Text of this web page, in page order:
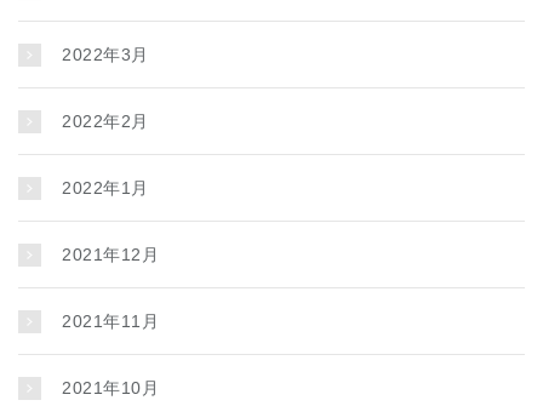
2022年3月
2022年2月
2022年1月
2021年12月
2021年11月
2021年10月